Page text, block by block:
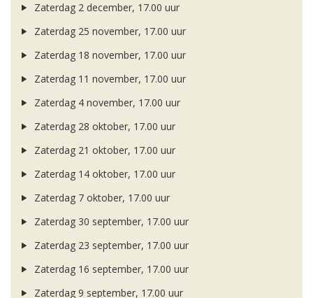
Zaterdag 2 december, 17.00 uur
Zaterdag 25 november, 17.00 uur
Zaterdag 18 november, 17.00 uur
Zaterdag 11 november, 17.00 uur
Zaterdag 4 november, 17.00 uur
Zaterdag 28 oktober, 17.00 uur
Zaterdag 21 oktober, 17.00 uur
Zaterdag 14 oktober, 17.00 uur
Zaterdag 7 oktober, 17.00 uur
Zaterdag 30 september, 17.00 uur
Zaterdag 23 september, 17.00 uur
Zaterdag 16 september, 17.00 uur
Zaterdag 9 september, 17.00 uur